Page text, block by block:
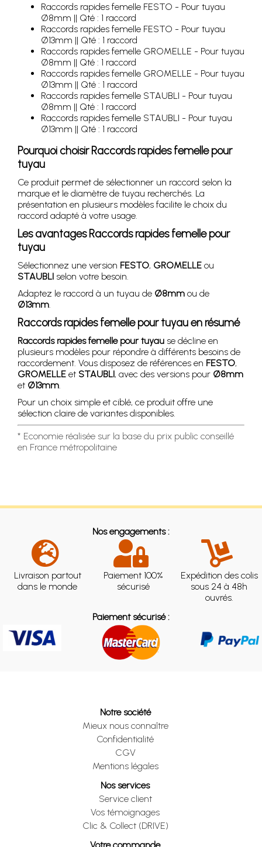
Raccords rapides femelle FESTO - Pour tuyau
Ø8mm || Qté : 1 raccord
Raccords rapides femelle FESTO - Pour tuyau
Ø13mm || Qté : 1 raccord
Raccords rapides femelle GROMELLE - Pour tuyau
Ø8mm || Qté : 1 raccord
Raccords rapides femelle GROMELLE - Pour tuyau
Ø13mm || Qté : 1 raccord
Raccords rapides femelle STAUBLI - Pour tuyau
Ø8mm || Qté : 1 raccord
Raccords rapides femelle STAUBLI - Pour tuyau
Ø13mm || Qté : 1 raccord
Pourquoi choisir Raccords rapides femelle pour
tuyau
Ce produit permet de sélectionner un raccord selon la
marque et le diamètre de tuyau recherchés. La
présentation en plusieurs modèles facilite le choix du
raccord adapté à votre usage.
Les avantages Raccords rapides femelle pour
tuyau
Sélectionnez une version FESTO, GROMELLE ou
STAUBLI selon votre besoin.
Adaptez le raccord à un tuyau de Ø8mm ou de
Ø13mm
Raccords rapides femelle pour tuyau en résumé
Raccords rapides femelle pour tuyau se décline en
plusieurs modèles pour répondre à différents besoins de
raccordement. Vous disposez de références en FESTO,
GROMELLE et STAUBLI, avec des versions pour Ø8mm
et Ø13mm
Pour un choix simple et ciblé, ce produit offre une
sélection claire de variantes disponibles.
* Economie réalisée sur la base du prix public conseillé
en France métropolitaine
Nos engagements :
Livraison partout
dans le monde
Paiement 100%
sécurisé
Expédition des colis
sous 24 à 48h
ouvrés.
Paiement sécurisé :
Notre société
Mieux nous connaître
Confidentialité
CGV
Mentions légales
Nos services
Service client
Vos témoignages
Clic & Collect (DRIVE)
Votre commande